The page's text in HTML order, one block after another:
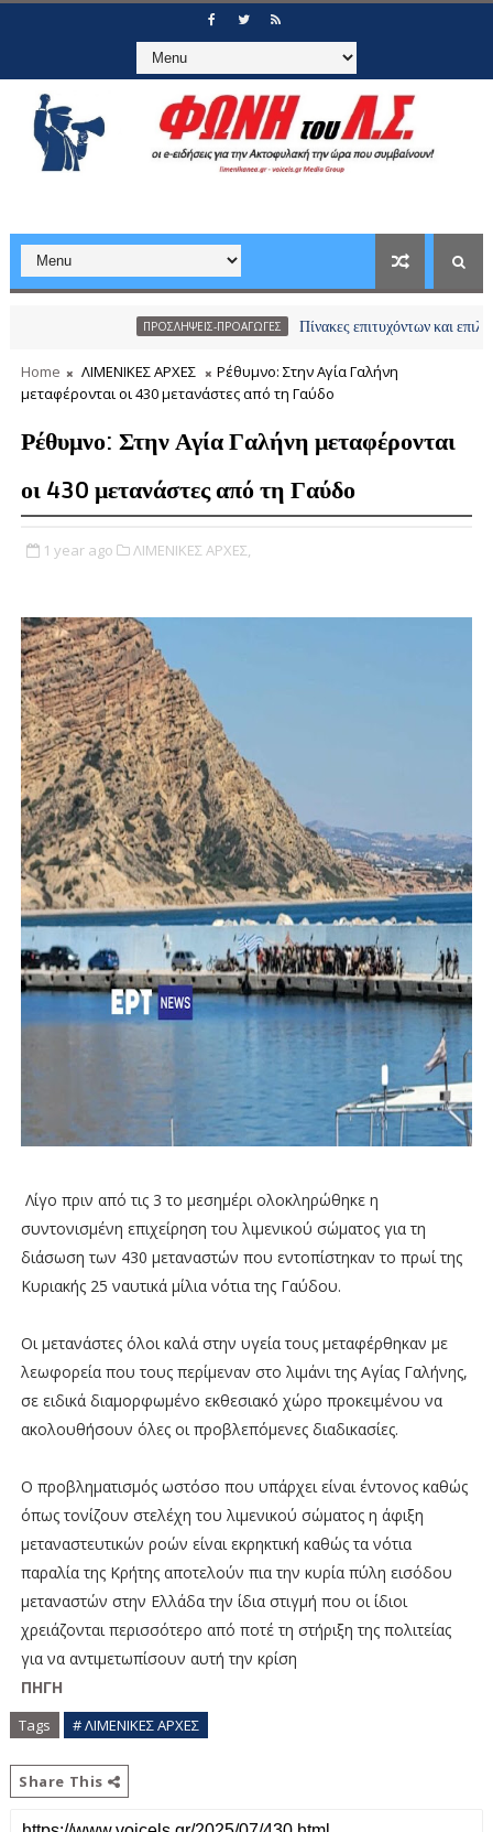
ΠΡΟΣΛΗΨΕΙΣ-ΠΡΟΑΓΩΓΕΣ Πίνακες επιτυχόντων και
Home ΛΙΜΕΝΙΚΕΣ ΑΡΧΕΣ
Ρέθυμνο: Στην Αγία Γαλήνη
μεταφέρονται οι 430 μετανάστες από τη Γαύδο
Ρέθυμνο: Στην Αγία Γαλήνη μεταφέρονται
οι 430 μετανάστες από τη Γαύδο
1 year ago ΛΙΜΕΝΙΚΕΣ ΑΡΧΕΣ,
Λίγο πριν από τις 3 το μεσημέρι ολοκληρώθηκε η
συντονισμένη επιχείρηση του λιμενικού σώματος για τη
διάσωση των 430 μεταναστών που εντοπίστηκαν το πρωί της
Κυριακής 25 ναυτικά μίλια νότια της Γαύδου.
Οι μετανάστες όλοι καλά στην υγεία τους μεταφέρθηκαν με
λεωφορεία που τους περίμεναν στο λιμάνι της Αγίας Γαλήνης,
σε ειδικά διαμορφωμένο εκθεσιακό χώρο προκειμένου να
ακολουθήσουν όλες οι προβλεπόμενες διαδικασίες.
Ο προβληματισμός ωστόσο που υπάρχει είναι έντονος καθώς
όπως τονίζουν στελέχη του λιμενικού σώματος η άφιξη
μεταναστευτικών ροών είναι εκρηκτική καθώς τα νότια
παραλία της Κρήτης αποτελούν πια την κυρία πύλη εισόδου
μεταναστών στην Ελλάδα την ίδια στιγμή που οι ίδιοι
χρειάζονται περισσότερο από ποτέ τη στήριξη της πολιτείας
για να αντιμετωπίσουν αυτή την κρίση
ΠΗΓΗ
Tags # ΛΙΜΕΝΙΚΕΣ ΑΡΧΕΣ
Share This